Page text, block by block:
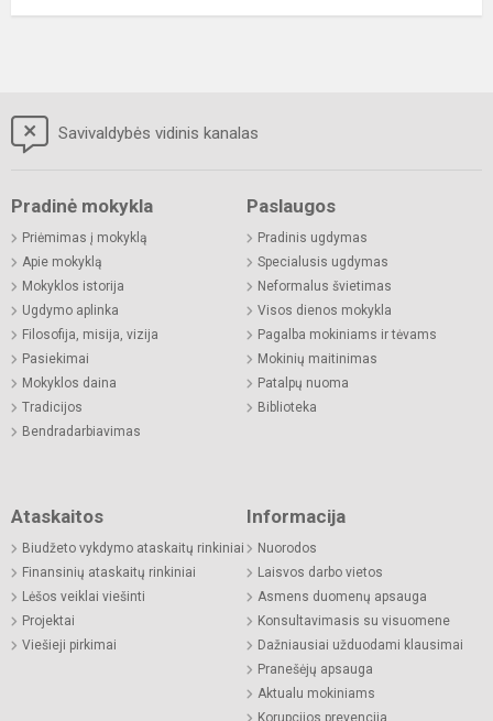
Savivaldybės vidinis kanalas
Pradinė mokykla
Priėmimas į mokyklą
Apie mokyklą
Mokyklos istorija
Ugdymo aplinka
Filosofija, misija, vizija
Pasiekimai
Mokyklos daina
Tradicijos
Bendradarbiavimas
Paslaugos
Pradinis ugdymas
Specialusis ugdymas
Neformalus švietimas
Visos dienos mokykla
Pagalba mokiniams ir tėvams
Mokinių maitinimas
Patalpų nuoma
Biblioteka
Ataskaitos
Biudžeto vykdymo ataskaitų rinkiniai
Finansinių ataskaitų rinkiniai
Lėšos veiklai viešinti
Projektai
Viešieji pirkimai
Informacija
Nuorodos
Laisvos darbo vietos
Asmens duomenų apsauga
Konsultavimasis su visuomene
Dažniausiai užduodami klausimai
Pranešėjų apsauga
Aktualu mokiniams
Korupcijos prevencija